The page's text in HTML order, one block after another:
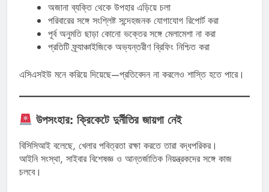
অজানা ব্যক্তি থেকে উপহার এড়িয়ে চলা
পরিবারের সঙ্গে সংশ্লিষ্ট সন্দেহজনক যোগাযোগ রিপোর্ট করা
পূর্ব অনুমতি ছাড়া কোনো ভক্তের সঙ্গে মেলামেশা না করা
প্রতিটি ফ্র্যাঞ্চাইজিকে অভ্যন্তরীণ ব্রিফিং নিশ্চিত করা
এসিএসইউ মনে করিয়ে দিয়েছে—প্রতিবেদন না করলেও শাস্তি হতে পারে।
উপসংহার: ক্রিকেটে দুর্নীতির জায়গা নেই
বিসিসিআই বলেছে, খেলার পবিত্রতা রক্ষা করতে তারা বদ্ধপরিকর।
আইনি সংস্থা, সাইবার বিশেষজ্ঞ ও আন্তর্জাতিক নিয়ন্ত্রকদের সঙ্গে কাজ
চলবে।